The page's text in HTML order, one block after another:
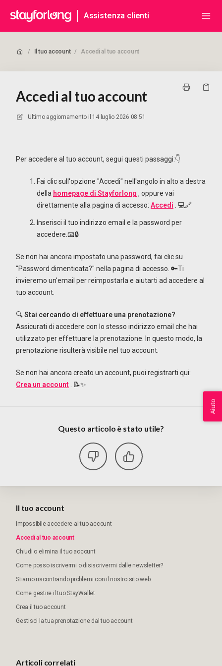
Assistenza clienti
/ Il tuo account / Accedi al tuo account
Accedi al tuo account
Ultimo aggiornamento il 14 luglio 2026 08:51
Per accedere al tuo account, segui questi passaggi:👇
Fai clic sull'opzione "Accedi" nell'angolo in alto a destra
della homepage di Stayforlong , oppure vai
direttamente alla pagina di accesso: Accedi . 💻🔗
Inserisci il tuo indirizzo email e la password per
accedere.📧🔒
Se non hai ancora impostato una password, fai clic su
"Password dimenticata?" nella pagina di accesso. 🔑Ti
invieremo un'email per reimpostarla e aiutarti ad accedere al
tuo account.
🔍 Stai cercando di effettuare una prenotazione?
Assicurati di accedere con lo stesso indirizzo email che hai
utilizzato per effettuare la prenotazione. In questo modo, la
prenotazione risulterà visibile nel tuo account.
Se non hai ancora creato un account, puoi registrarti qui:
Crea un account . 📝✨
Questo articolo è stato utile?
Il tuo account
Impossibile accedere al tuo account
Accedi al tuo account
Chiudi o elimina il tuo account
Come posso iscrivermi o disiscrivermi dalle newsletter?
Stiamo riscontrando problemi con il nostro sito web.
Come gestire il tuo StayWallet
Crea il tuo account
Gestisci la tua prenotazione dal tuo account
Articoli correlati
Aiuto